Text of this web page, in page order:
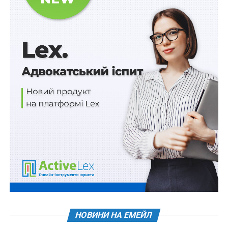
2) виконання робіт та надання юридичних,
консультаційних, агентських та інших послуг для
Мінфіну на підставі договорів (угод, меморандумів,
контрактів), укладених на строк не менше шести
місяців, з питань управління об’єктами державної
власності, реалізації державної боргової політики,
урегулювання спорів, розгляду справ, пов’язаних із
виконанням державних боргових зобов’язань
України;
Банк може відмовитися від
ділових відносин з клієнтом у разі встановлення
неприйнятно високого ризику, що ґрунтується на
виявленні підозрілої фінансової діяльності
3) надання юридичних або консультативних послуг,
організацій, які перебувають у сфері управління
Мінфіну або щодо яких Мінфін здійснює функції з
НОВИНИ НА ЕМЕЙЛ